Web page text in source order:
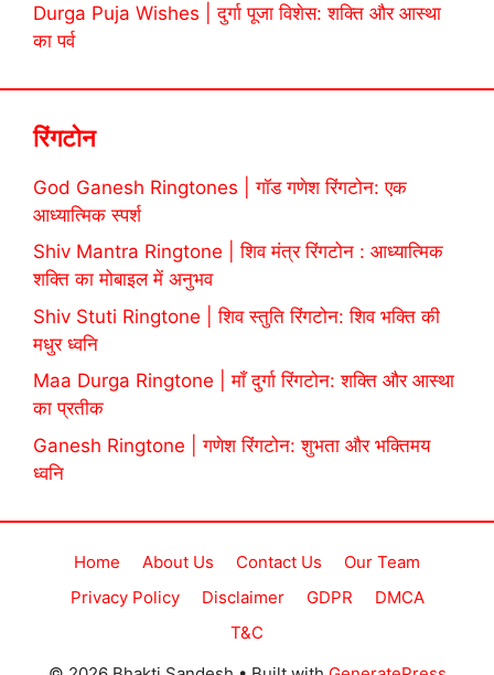
Durga Puja Wishes | दुर्गा पूजा विशेस: शक्ति और आस्था
का पर्व
रिंगटोन
God Ganesh Ringtones | गॉड गणेश रिंगटोन: एक
आध्यात्मिक स्पर्श
Shiv Mantra Ringtone | शिव मंत्र रिंगटोन : आध्यात्मिक
शक्ति का मोबाइल में अनुभव
Shiv Stuti Ringtone | शिव स्तुति रिंगटोन: शिव भक्ति की
मधुर ध्वनि
Maa Durga Ringtone | माँ दुर्गा रिंगटोन: शक्ति और आस्था
का प्रतीक
Ganesh Ringtone | गणेश रिंगटोन: शुभता और भक्तिमय
ध्वनि
Home About Us Contact Us
Our Team
Privacy Policy
Disclaimer GDPR
DMCA
T&C